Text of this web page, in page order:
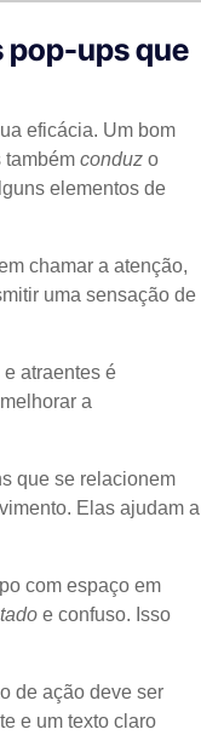
pop-ups que
eficácia. Um bom
também conduz o
elementos de
chamar a atenção,
uma sensação de
atraentes é
a
que se relacionem
Elas ajudam a
com espaço em
e confuso. Isso
de ação deve ser
e um texto claro